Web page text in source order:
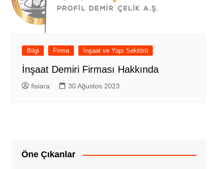
Bilgi Firma İnşaat ve Yapı Sektörü
İnşaat Demiri Firması Hakkında
fisiara 30 Ağustos 2023
Öne Çıkanlar